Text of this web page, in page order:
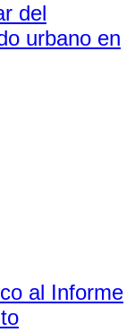
del
urbano en
al Informe